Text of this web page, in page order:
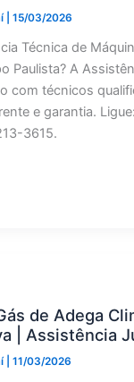
|15/03/2026
Técnica de
Paulista? A
com técnicos
e garantia.
3615.
de Adega
| Assistência
|11/03/2026